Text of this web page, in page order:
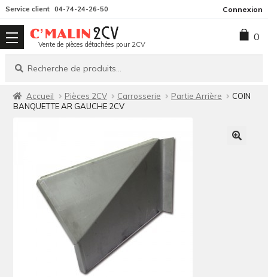
la
navigation
contenu
Service client 04-74-24-26-50 Connexion
Vente de pièces détachées pour 2CV
Recherche
Recherche
0
Accueil Pièces 2CV Carrosserie Partie Arrière
COIN
BANQUETTE AR GAUCHE 2CV